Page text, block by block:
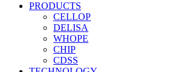
PRODUCTS
CELLOP
DELISA
WHOPE
CHIP
CDSS